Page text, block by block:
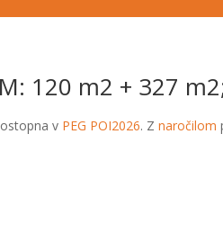
120 m2 + 327
v PEG POI2026. Z naročilom